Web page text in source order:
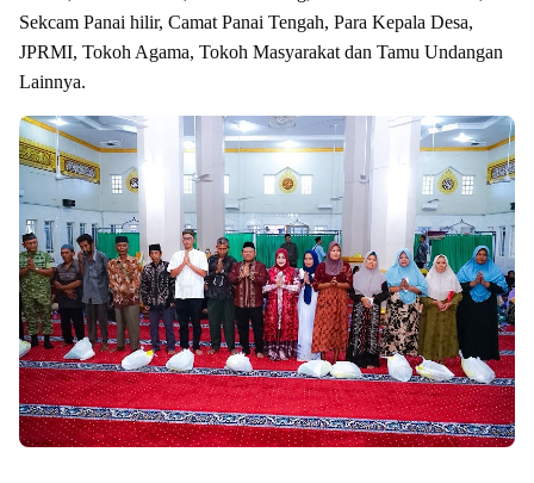
Sekcam Panai hilir, Camat Panai Tengah, Para Kepala Desa,
JPRMI, Tokoh Agama, Tokoh Masyarakat dan Tamu Undangan
Lainnya.